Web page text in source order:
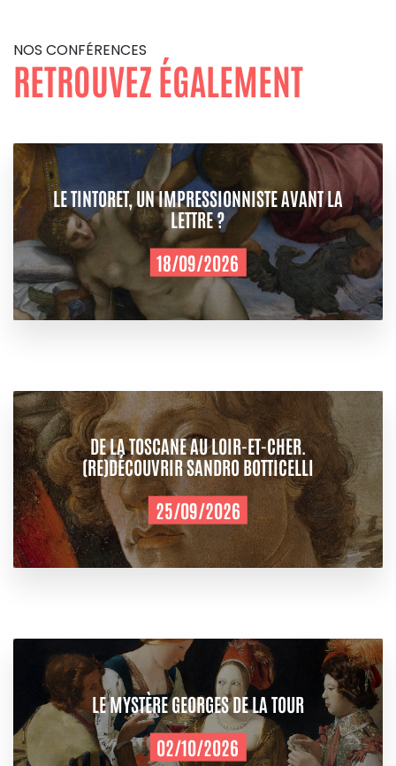
NOS CONFÉRENCES
RETROUVEZ ÉGALEMENT
LE TINTORET, UN IMPRESSIONNISTE AVANT LA
LETTRE ?
18/09/2026
DE LA TOSCANE AU LOIR-ET-CHER.
(RE)DÉCOUVRIR SANDRO BOTTICELLI
25/09/2026
LE MYSTÈRE GEORGES DE LA TOUR
02/10/2026